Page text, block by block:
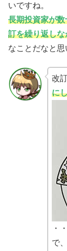
いですね。
長期投資家が
訂を繰り返し
なことだなと思
改
に
・
で